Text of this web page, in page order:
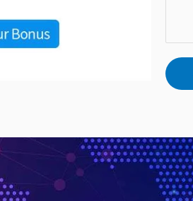
t
*
t
a
l
i
p